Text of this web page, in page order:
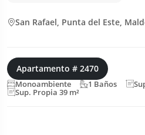
San Rafael, Punta del Este,
Apartamento # 2470
Monoambiente 1 Baños
Sup. Propia 39 m²